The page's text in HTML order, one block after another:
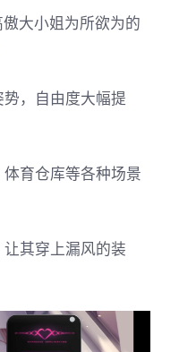
大小姐为所欲为的
，自由度大幅提
育仓库等各种场景
其穿上漏风的装